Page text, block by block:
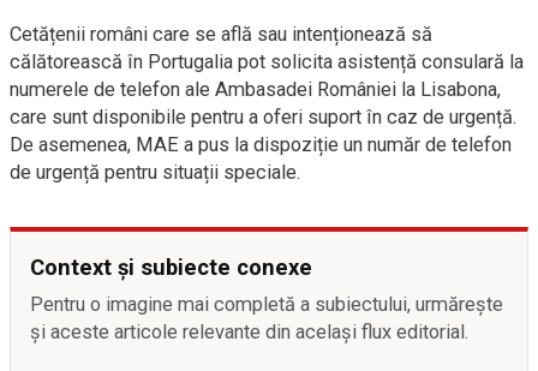
Cetățenii români care se află sau intenționează să
călătorească în Portugalia pot solicita asistență consulară la
numerele de telefon ale Ambasadei României la Lisabona,
care sunt disponibile pentru a oferi suport în caz de urgență.
De asemenea, MAE a pus la dispoziție un număr de telefon
de urgență pentru situații speciale.
Context și subiecte conexe
Pentru o imagine mai completă a subiectului, urmărește
și aceste articole relevante din același flux editorial.